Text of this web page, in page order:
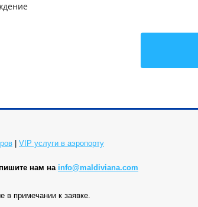
VIP услуги в аэропорту
нам на info@maldiviana.com
в примечании к заявке.